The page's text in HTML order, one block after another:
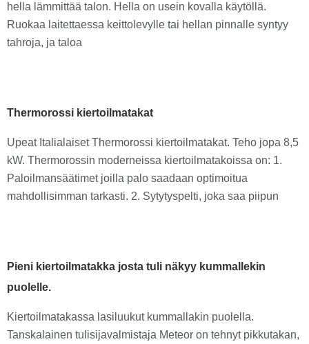
hella lämmittää talon. Hella on usein kovalla käytöllä.
Ruokaa laitettaessa keittolevylle tai hellan pinnalle syntyy
tahroja, ja taloa
Thermorossi kiertoilmatakat
Upeat Italialaiset Thermorossi kiertoilmatakat. Teho jopa 8,5
kW. Thermorossin moderneissa kiertoilmatakoissa on: 1.
Paloilmansäätimet joilla palo saadaan optimoitua
mahdollisimman tarkasti. 2. Sytytyspelti, joka saa piipun
Pieni kiertoilmatakka josta tuli näkyy kummallekin
puolelle.
Kiertoilmatakassa lasiluukut kummallakin puolella.
Tanskalainen tulisijavalmistaja Meteor on tehnyt pikkutakan,